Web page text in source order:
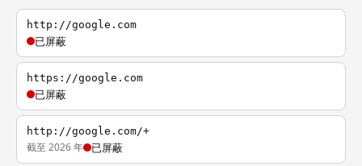
http://google.com
已屏蔽
https://google.com
已屏蔽
http://google.com/+
截至 2026 年 已屏蔽